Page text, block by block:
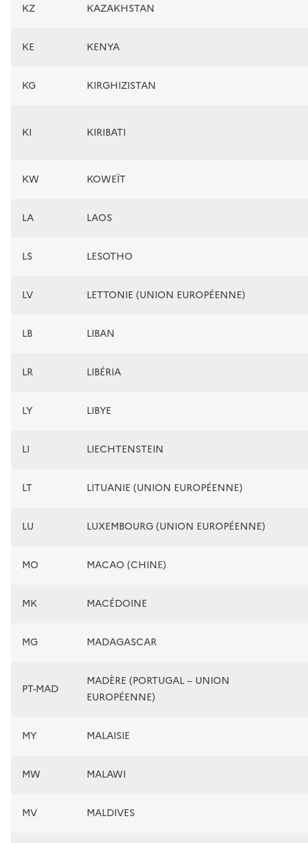
KZ KAZAKHSTAN
KE KENYA
KG KIRGHIZISTAN
KI KIRIBATI
KW KOWEÏT
LA LAOS
LS LESOTHO
LV LETTONIE (UNION EUROPÉENNE)
LB LIBAN
LR LIBÉRIA
LY LIBYE
LI LIECHTENSTEIN
LT LITUANIE (UNION EUROPÉENNE)
LU LUXEMBOURG (UNION EUROPÉENNE)
MO MACAO (CHINE)
MK MACÉDOINE
MG MADAGASCAR
PT-MAD
MADÈRE (PORTUGAL – UNION
EUROPÉENNE)
MY MALAISIE
MW MALAWI
MV MALDIVES